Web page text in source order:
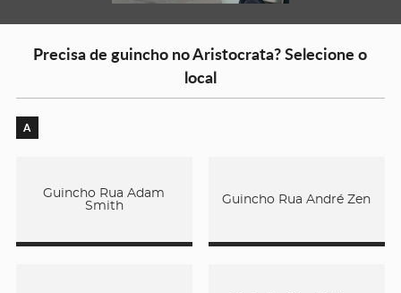
Precisa de guincho no Aristocrata? Selecione o
local
A
Guincho Rua Adam
Smith
Guincho Rua André Zen